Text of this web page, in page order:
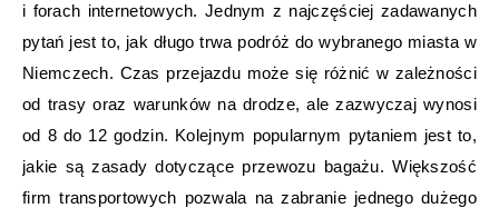
i forach internetowych. Jednym z najczęściej zadawanych
pytań jest to, jak długo trwa podróż do wybranego miasta w
Niemczech. Czas przejazdu może się różnić w zależności
od trasy oraz warunków na drodze, ale zazwyczaj wynosi
od 8 do 12 godzin. Kolejnym popularnym pytaniem jest to,
jakie są zasady dotyczące przewozu bagażu. Większość
firm transportowych pozwala na zabranie jednego dużego